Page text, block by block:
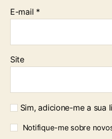
E-mail *
Site
Sim, adicione-me a sua
Notifique-me sobre